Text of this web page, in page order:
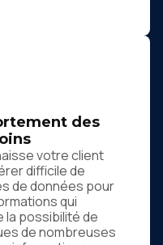
des
votre client
difficile de
de données pour
qui
la possibilité de
de nombreuses